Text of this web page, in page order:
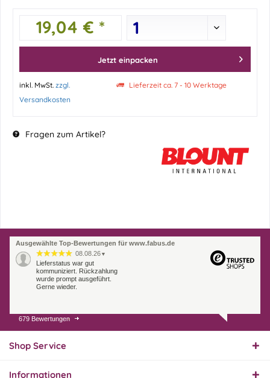
19,04 € *
Jetzt einpacken
inkl. MwSt. zzgl.
Versandkosten
Lieferzeit ca. 7 - 10 Werktage
Fragen zum Artikel?
Ausgewählte Top-Bewertungen für www.fabus.de
08.08.26 ▼
Lieferstatus war gut
kommuniziert. Rückzahlung
wurde prompt ausgeführt.
Gerne wieder.
07.08.26
Endlich das richtige
679 Bewertungen
Shop Service
Informationen